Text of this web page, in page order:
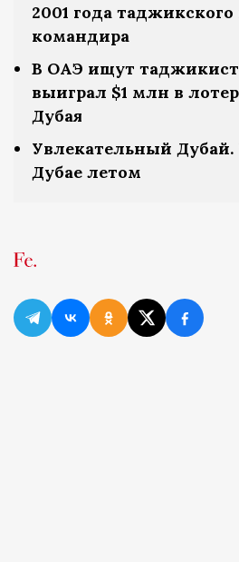
2001 года таджикского
командира
В ОАЭ ищут
выиграл $1 млн в
Дубая
Увлекательный Дубай.
Дубае летом